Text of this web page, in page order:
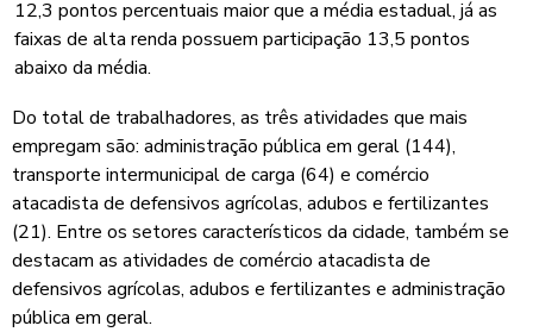
12,3 pontos percentuais maior que a média estadual, já as
faixas de alta renda possuem participação 13,5 pontos
abaixo da média.
Do total de trabalhadores, as três atividades que mais
empregam são: administração pública em geral (144),
transporte intermunicipal de carga (64) e comércio
atacadista de defensivos agrícolas, adubos e fertilizantes
(21). Entre os setores característicos da cidade, também se
destacam as atividades de comércio atacadista de
defensivos agrícolas, adubos e fertilizantes e administração
pública em geral.